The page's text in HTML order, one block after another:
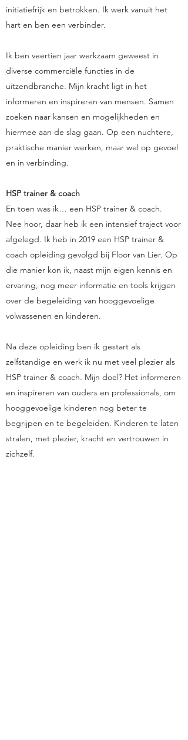
initiatiefrijk en betrokken. Ik werk vanuit het
hart en ben een verbinder.
Ik ben veertien jaar werkzaam geweest in
diverse commerciële functies in de
uitzendbranche. Mijn kracht ligt in het
informeren en inspireren van mensen. Samen
zoeken naar kansen en mogelijkheden en
hiermee aan de slag gaan. Op een nuchtere,
praktische manier werken, maar wel op gevoel
en in verbinding.
HSP trainer & coach
En toen was ik… een HSP trainer & coach.
Nee hoor, daar heb ik een intensief traject voor
afgelegd. Ik heb in 2019 een HSP trainer &
coach opleiding gevolgd bij Floor van Lier. Op
die manier kon ik, naast mijn eigen kennis en
ervaring, nog meer informatie en tools krijgen
over de begeleiding van hooggevoelige
volwassenen en kinderen.
Na deze opleiding ben ik gestart als
zelfstandige en werk ik nu met veel plezier als
HSP trainer & coach. Mijn doel? Het informeren
en inspireren van ouders en professionals, om
hooggevoelige kinderen nog beter te
begrijpen en te begeleiden. Kinderen te laten
stralen, met plezier, kracht en vertrouwen in
zichzelf.